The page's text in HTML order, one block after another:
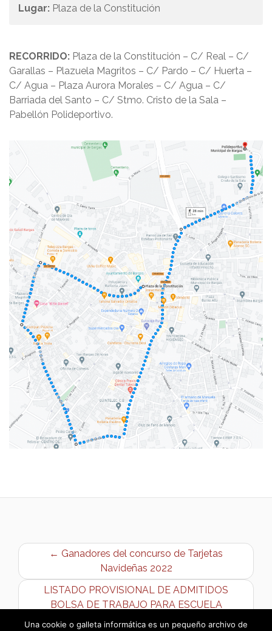
Lugar: Plaza de la Constitución
RECORRIDO: Plaza de la Constitución – C/ Real – C/
Garallas – Plazuela Magritos – C/ Pardo – C/ Huerta –
C/ Agua – Plaza Aurora Morales – C/ Agua – C/
Barriada del Santo – C/ Stmo. Cristo de la Sala –
Pabellón Polideportivo.
← Ganadores del concurso de Tarjetas
Navideñas 2022
LISTADO PROVISIONAL DE ADMITIDOS
BOLSA DE TRABAJO PARA ESCUELA
INFANTIL «GLORIA FUERTES» →
Una cookie o galleta informática es un pequeño archivo de